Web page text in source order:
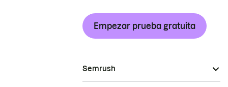
Empezar prueba gratuita
Semrush